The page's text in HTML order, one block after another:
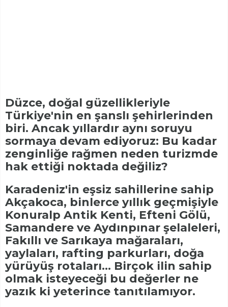
Düzce, doğal güzellikleriyle
Türkiye'nin en şanslı şehirlerinden
biri. Ancak yıllardır aynı soruyu
sormaya devam ediyoruz: Bu kadar
zenginliğe rağmen neden turizmde
hak ettiği noktada değiliz?
Karadeniz'in eşsiz sahillerine sahip
Akçakoca, binlerce yıllık geçmişiyle
Konuralp Antik Kenti, Efteni Gölü,
Samandere ve Aydınpınar şelaleleri,
Fakıllı ve Sarıkaya mağaraları,
yaylaları, rafting parkurları, doğa
yürüyüş rotaları... Birçok ilin sahip
olmak isteyeceği bu değerler ne
yazık ki yeterince tanıtılamıyor.